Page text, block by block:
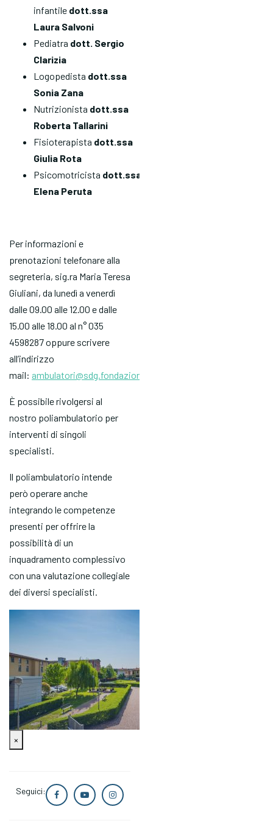
infantile dott.ssa
Laura Salvoni
Pediatra dott. Sergio
Clarizia
Logopedista dott.ssa
Sonia Zana
Nutrizionista dott.ssa
Roberta Tallarini
Fisioterapista dott.ssa
Giulia Rota
Psicomotricista dott.ssa
Elena Peruta
Per informazioni e
prenotazioni telefonare alla
segreteria, sig.ra Maria Teresa
Giuliani, da lunedì a venerdì
dalle 09.00 alle 12.00 e dalle
15.00 alle 18.00 al n° 035
4598287 oppure scrivere
all’indirizzo
mail: ambulatori@sdg.fondazioneangelocustode.it
È possibile rivolgersi al
nostro poliambulatorio per
interventi di singoli
specialisti.
Il poliambulatorio intende
però operare anche
integrando le competenze
presenti per offrire la
possibilità di un
inquadramento complessivo
con una valutazione collegiale
dei diversi specialisti.
×
Seguici: